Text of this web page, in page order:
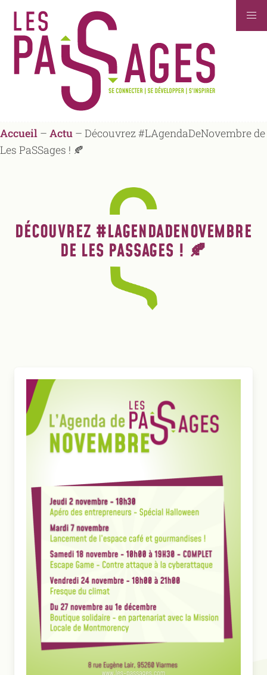
Accueil – Actu – Découvrez #LAgendaDeNovembre de
Les PaSSages ! 🍂
DÉCOUVREZ #LAGENDADENOVEMBRE
DE LES PASSAGES ! 🍂